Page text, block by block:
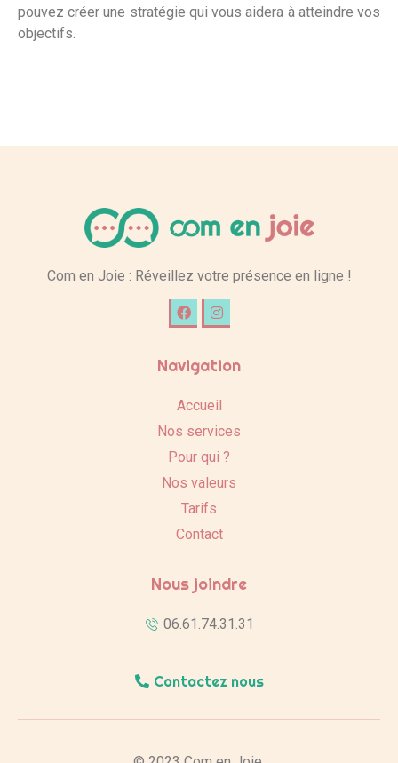
pouvez créer une stratégie qui vous aidera à atteindre vos
objectifs.
Com en Joie : Réveillez votre présence en ligne !
Navigation
Accueil
Nos services
Pour qui ?
Nos valeurs
Tarifs
Contact
Nous joindre
06.61.74.31.31
Contactez nous